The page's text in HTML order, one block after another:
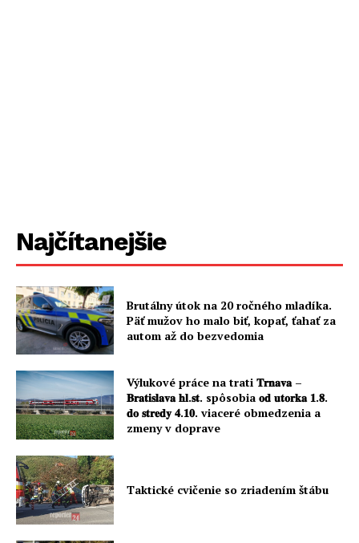
Najčítanejšie
Brutálny útok na 20 ročného mladíka.
Päť mužov ho malo biť, kopať, ťahať za
autom až do bezvedomia
Výlukové práce na trati 𝐓𝐫𝐧𝐚𝐯𝐚 –
𝐁𝐫𝐚𝐭𝐢𝐬𝐥𝐚𝐯𝐚 𝐡𝐥.𝐬𝐭. spôsobia 𝐨𝐝 𝐮𝐭𝐨𝐫𝐤𝐚 𝟏.𝟖.
𝐝𝐨 𝐬𝐭𝐫𝐞𝐝𝐲 𝟒.𝟏𝟎. viaceré obmedzenia a
zmeny v doprave
Taktické cvičenie so zriadením štábu